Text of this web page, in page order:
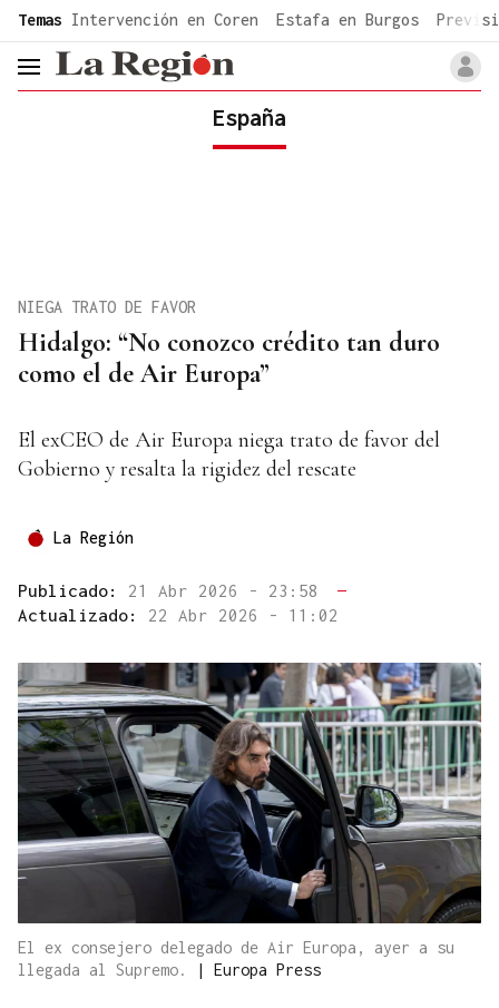
common.go-to-content
Temas Intervención en Coren Estafa en Burgos
header.menu.open
España
Hidalgo: “No conozco crédito tan duro
como el de Air Europa”
NIEGA TRATO DE FAVOR
El exCEO de Air Europa niega trato de favor del
Gobierno y resalta la rigidez del rescate
La Región
Publicado: 21 Abr 2026 - 23:58
—
Actualizado: 22 Abr 2026 - 11:02
El ex consejero delegado de Air Europa, ayer a su
llegada al Supremo.
| Europa Press